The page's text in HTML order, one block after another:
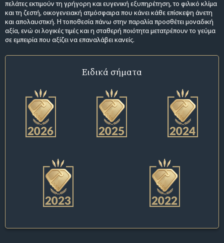
πελάτες εκτιμούν τη γρήγορη και ευγενική εξυπηρέτηση, το φιλικό κλίμα
και τη ζεστή, οικογενειακή ατμόσφαιρα που κάνει κάθε επίσκεψη άνετη
και απολαυστική. Η τοποθεσία πάνω στην παραλία προσθέτει μοναδική
αξία, ενώ οι λογικές τιμές και η σταθερή ποιότητα μετατρέπουν το γεύμα
σε εμπειρία που αξίζει να επαναλάβει κανείς.
Ειδικά σήματα